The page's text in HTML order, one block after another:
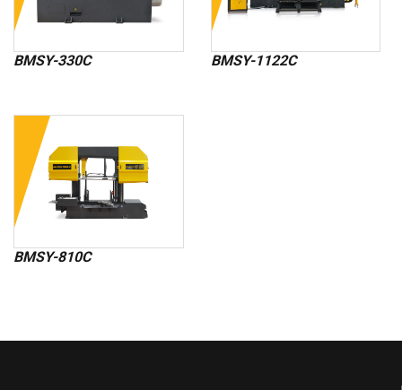
BMSY-330C BMSY-1122C
BMSY-810C